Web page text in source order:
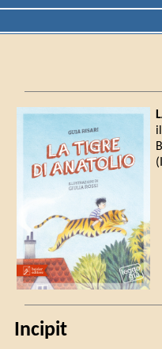
Incipit